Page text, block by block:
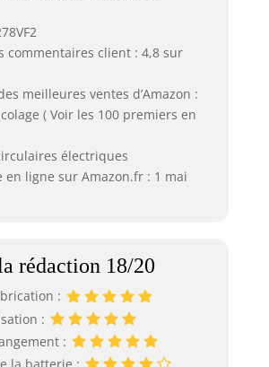
commentaires client : 4,8 sur
meilleures ventes d’Amazon :
( Voir les 100 premiers en
électriques
en ligne sur Amazon.fr : 1 mai
rédaction 18/20
:
:
: